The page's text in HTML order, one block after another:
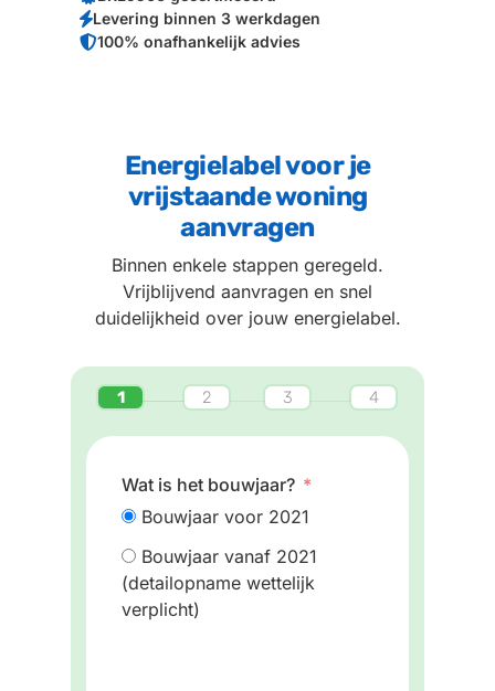
Levering binnen 3 werkdagen
100% onafhankelijk advies
Energielabel voor je
vrijstaande woning
aanvragen
Binnen enkele stappen geregeld.
Vrijblijvend aanvragen en snel
duidelijkheid over jouw energielabel.
Wat is het bouwjaar?
Bouwjaar voor 2021
Bouwjaar vanaf 2021
(detailopname wettelijk
verplicht)